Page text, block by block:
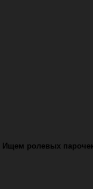
Ищем ролевых